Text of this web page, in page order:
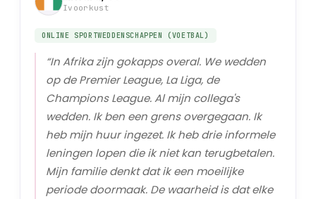
Ivoorkust
ONLINE SPORTWEDDENSCHAPPEN (VOETBAL)
“In Afrika zijn gokapps overal. We wedden
op de Premier League, La Liga, de
Champions League. Al mijn collega's
wedden. Ik ben een grens overgegaan. Ik
heb mijn huur ingezet. Ik heb drie informele
leningen lopen die ik niet kan terugbetalen.
Mijn familie denkt dat ik een moeilijke
periode doormaak. De waarheid is dat elke